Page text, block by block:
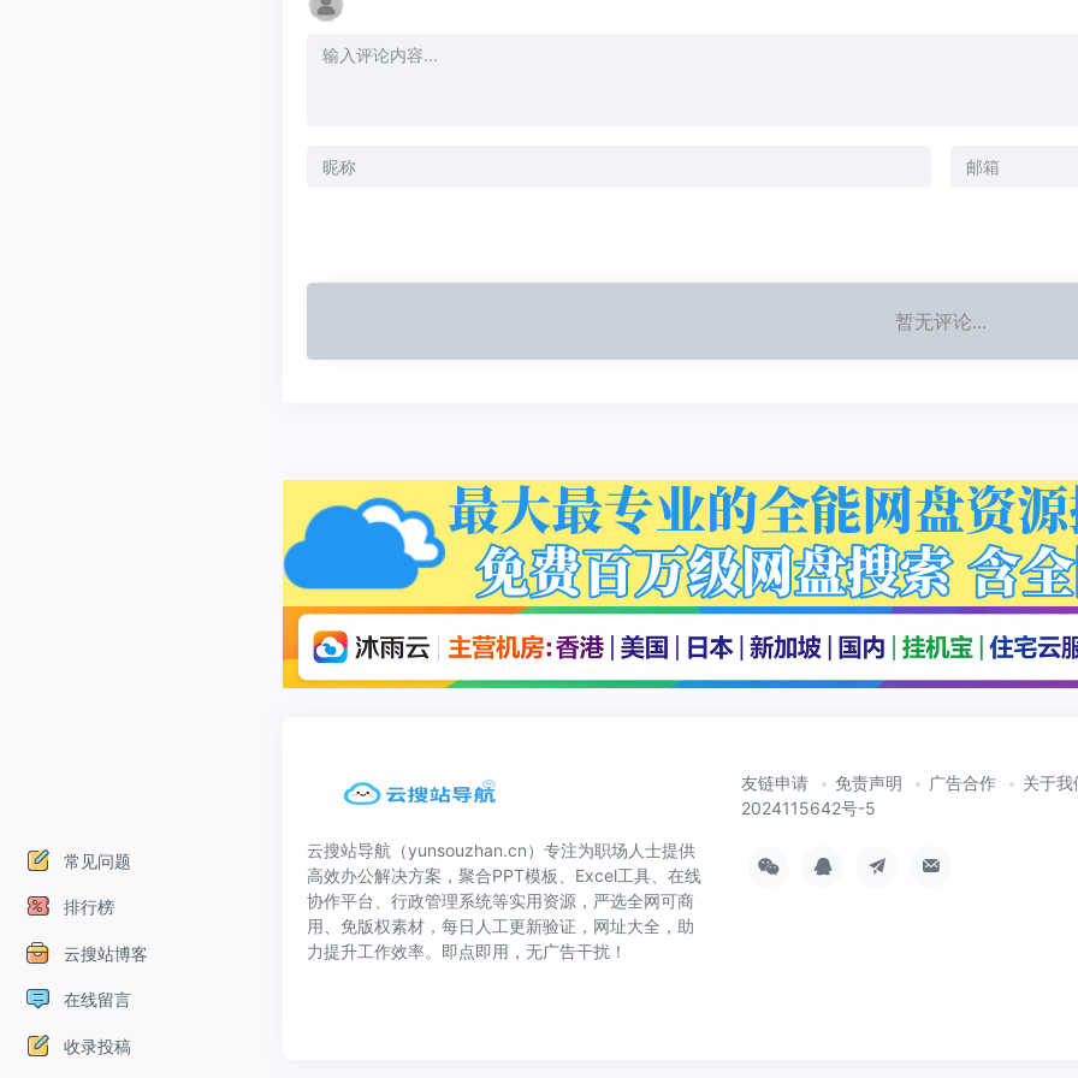
常见问题
排行榜
云搜站博客
在线留言
收录投稿
暂无评论...
云搜站导航（yunsouzhan.cn）专注为职场人士提供
高效办公解决方案，聚合PPT模板、Excel工具、在线
协作平台、行政管理系统等实用资源，严选全网可商
用、免版权素材，每日人工更新验证，网址大全，助
力提升工作效率。即点即用，无广告干扰！
友链申请 免责声明 广告合作
关于我
2024115642号-5